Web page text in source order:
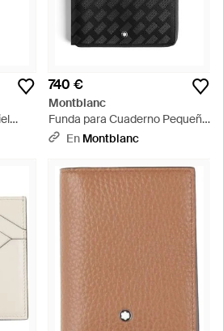
740 €
Montblanc
Funda para Cuaderno Pequeño
con Cremallera de Piel
En Montblanc